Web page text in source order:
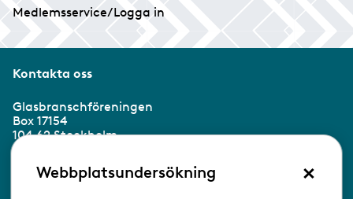
Medlemsservice/Logga in
Kontakta oss
Glasbranschföreningen
Box 17154
104 62 Stockholm
Besöksadress:
Ringvägen 100
Webbplatsundersökning ×